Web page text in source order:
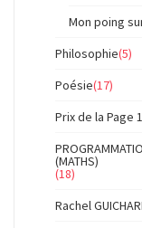
Mon poing
Philosophie(5)
Poésie(17)
Prix de la Page
(MATHS)
(18)
Rachel